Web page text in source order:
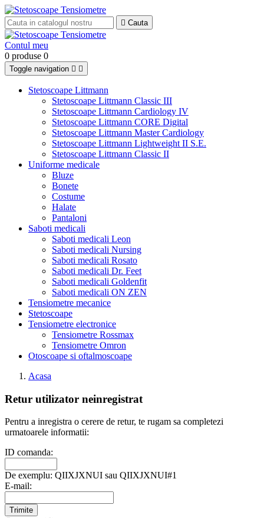
 Cauta
Contul meu
0 produse 0
Toggle navigation  
Stetoscoape Littmann
Stetoscoape Littmann Classic III
Stetoscoape Littmann Cardiology IV
Stetoscoape Littmann CORE Digital
Stetoscoape Littmann Master Cardiology
Stetoscoape Littmann Lightweight II S.E.
Stetoscoape Littmann Classic II
Uniforme medicale
Bluze
Bonete
Costume
Halate
Pantaloni
Saboti medicali
Saboti medicali Leon
Saboti medicali Nursing
Saboti medicali Rosato
Saboti medicali Dr. Feet
Saboti medicali Goldenfit
Saboti medicali ON ZEN
Tensiometre mecanice
Stetoscoape
Tensiometre electronice
Tensiometre Rossmax
Tensiometre Omron
Otoscoape si oftalmoscoape
Acasa
Retur utilizator neinregistrat
Pentru a inregistra o cerere de retur, te rugam sa completezi
urmatoarele informatii:
ID comanda:
De exemplu: QIIXJXNUI sau QIIXJXNUI#1
E-mail:
Trimite